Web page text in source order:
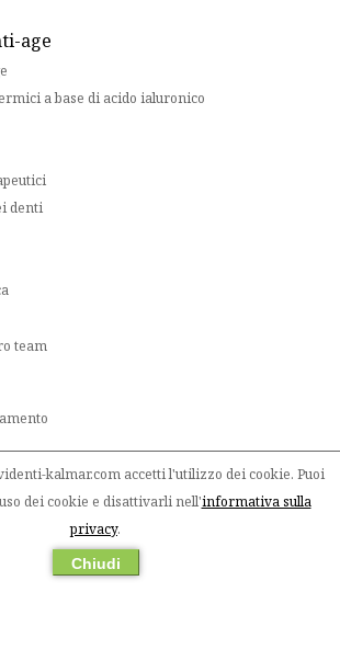
age
a base di acido ialuronico
denti
team
Prima visita gratuita
kalmar.com accetti l'utilizzo dei cookie. Puoi
dei cookie e disattivarli nell'informativa sulla
privacy.
Chiudi